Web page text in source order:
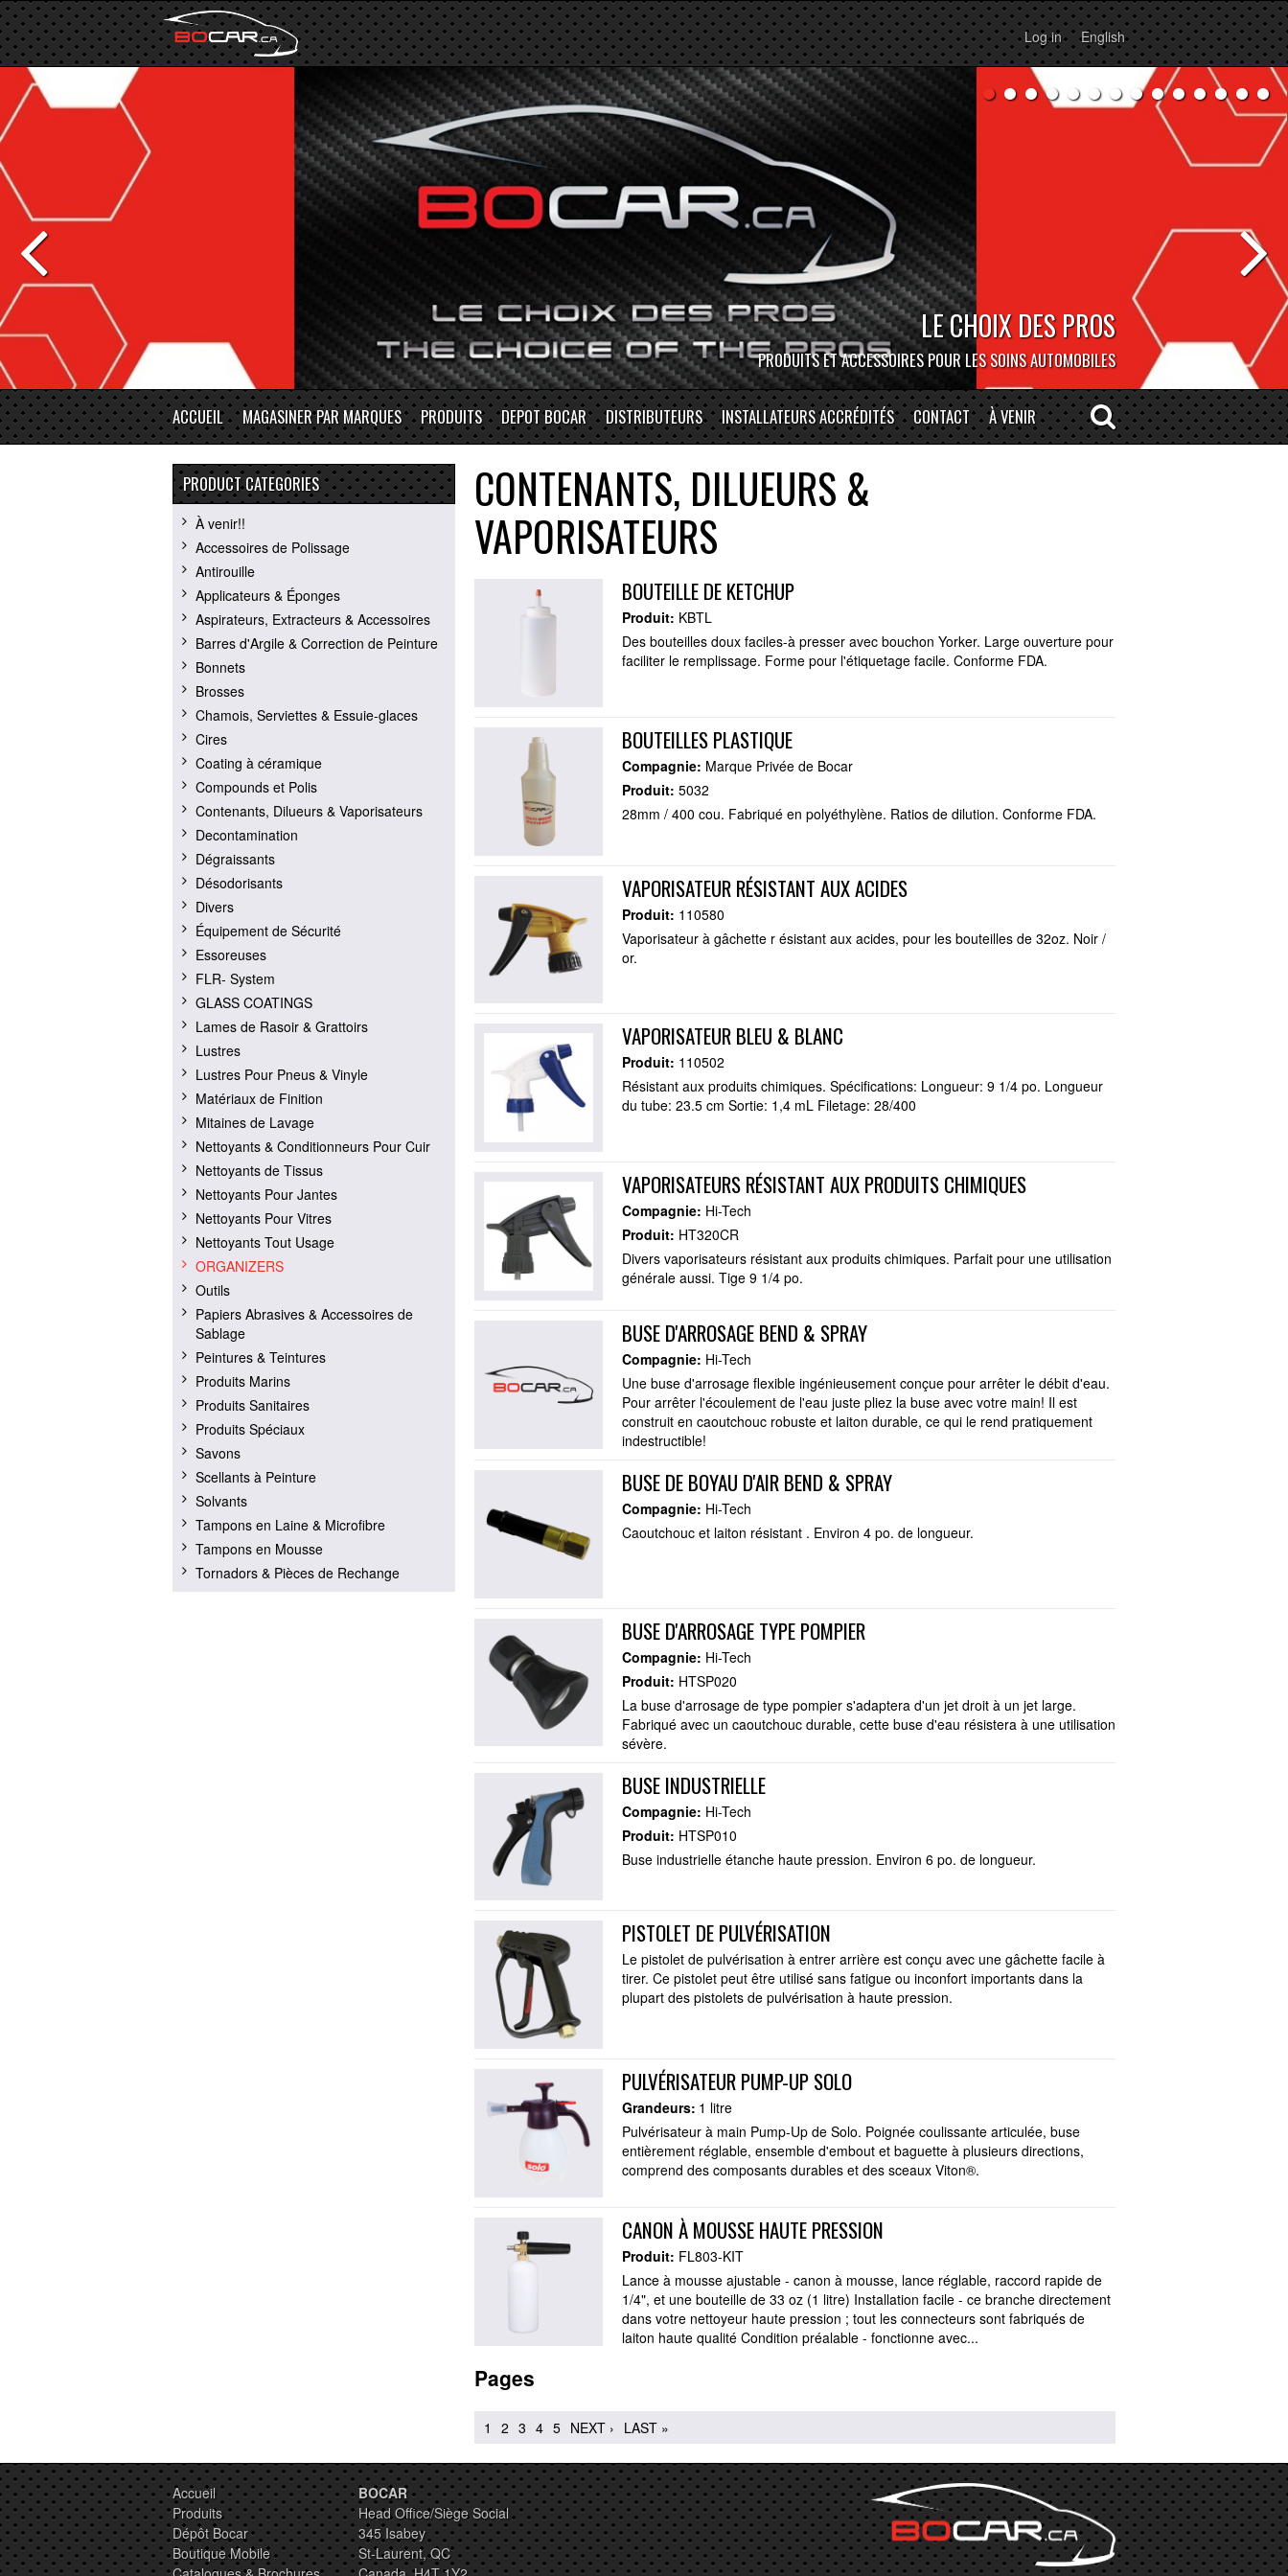
English
Log in
BOCAR DEPOT
MAGASINEZ EN PERSONNE À NOTRE MAGASIN DE MONTRÉAL!
ACCUEIL MAGASINER PAR MARQUES PRODUITS DEPOT BOCAR DISTRIBUTEURS INSTALLATEURS ACCRÉDITÉS CONTACT À VENIR
CONTENANTS, DILUEURS &
VAPORISATEURS
BOUTEILLE DE KETCHUP
Produit: KBTL
Des bouteilles doux faciles-à presser avec bouchon Yorker. Large ouverture pour
faciliter le remplissage. Forme pour l'étiquetage facile. Conforme FDA.
BOUTEILLES PLASTIQUE
Compagnie: Marque Privée de Bocar
Produit: 5032
28mm / 400 cou. Fabriqué en polyéthylène. Ratios de dilution. Conforme FDA.
VAPORISATEUR RÉSISTANT AUX ACIDES
Produit: 110580
Vaporisateur à gâchette r ésistant aux acides, pour les bouteilles de 32oz. Noir /
or.
VAPORISATEUR BLEU & BLANC
Produit: 110502
Résistant aux produits chimiques. Spécifications: Longueur: 9 1/4 po. Longueur
du tube: 23.5 cm Sortie: 1,4 mL Filetage: 28/400
VAPORISATEURS RÉSISTANT AUX PRODUITS CHIMIQUES
Compagnie: Hi-Tech
Produit: HT320CR
Divers vaporisateurs résistant aux produits chimiques. Parfait pour une utilisation
générale aussi. Tige 9 1/4 po.
BUSE D'ARROSAGE BEND & SPRAY
Compagnie: Hi-Tech
Une buse d'arrosage flexible ingénieusement conçue pour arrêter le débit d'eau.
Pour arrêter l'écoulement de l'eau juste pliez la buse avec votre main! Il est
construit en caoutchouc robuste et laiton durable, ce qui le rend pratiquement
indestructible!
BUSE DE BOYAU D'AIR BEND & SPRAY
Compagnie: Hi-Tech
Caoutchouc et laiton résistant . Environ 4 po. de longueur.
BUSE D'ARROSAGE TYPE POMPIER
Compagnie: Hi-Tech
Produit: HTSP020
La buse d'arrosage de type pompier s'adaptera d'un jet droit à un jet large.
Fabriqué avec un caoutchouc durable, cette buse d'eau résistera à une utilisation
sévère.
BUSE INDUSTRIELLE
Compagnie: Hi-Tech
Produit: HTSP010
Buse industrielle étanche haute pression. Environ 6 po. de longueur.
PISTOLET DE PULVÉRISATION
Le pistolet de pulvérisation à entrer arrière est conçu avec une gâchette facile à
tirer. Ce pistolet peut être utilisé sans fatigue ou inconfort importants dans la
plupart des pistolets de pulvérisation à haute pression.
PULVÉRISATEUR PUMP-UP SOLO
Grandeurs: 1 litre
Pulvérisateur à main Pump-Up de Solo. Poignée coulissante articulée, buse
entièrement réglable, ensemble d'embout et baguette à plusieurs directions,
comprend des composants durables et des sceaux Viton®.
CANON À MOUSSE HAUTE PRESSION
Produit: FL803-KIT
Lance à mousse ajustable - canon à mousse, lance réglable, raccord rapide de
1/4", et une bouteille de 33 oz (1 litre) Installation facile - ce branche directement
dans votre nettoyeur haute pression ; tout les connecteurs sont fabriqués de
laiton haute qualité Condition préalable - fonctionne avec...
Pages
1 2 3 4 5 NEXT › LAST »
PRODUCT CATEGORIES
À venir!!
Accessoires de Polissage
Antirouille
Applicateurs & Éponges
Aspirateurs, Extracteurs & Accessoires
Barres d'Argile & Correction de Peinture
Bonnets
Brosses
Chamois, Serviettes & Essuie-glaces
Cires
Coating à céramique
Compounds et Polis
Contenants, Dilueurs & Vaporisateurs
Decontamination
Dégraissants
Désodorisants
Divers
Équipement de Sécurité
Essoreuses
FLR- System
GLASS COATINGS
Lames de Rasoir & Grattoirs
Lustres
Lustres Pour Pneus & Vinyle
Matériaux de Finition
Mitaines de Lavage
Nettoyants & Conditionneurs Pour Cuir
Nettoyants de Tissus
Nettoyants Pour Jantes
Nettoyants Pour Vitres
Nettoyants Tout Usage
ORGANIZERS
Outils
Papiers Abrasives & Accessoires de
Sablage
Peintures & Teintures
Produits Marins
Produits Sanitaires
Produits Spéciaux
Savons
Scellants à Peinture
Solvants
Tampons en Laine & Microfibre
Tampons en Mousse
Tornadors & Pièces de Rechange
Accueil
Produits
Dépôt Bocar
Boutique Mobile
BOCAR
Head Office/Siège Social
345 Isabey
St-Laurent, QC